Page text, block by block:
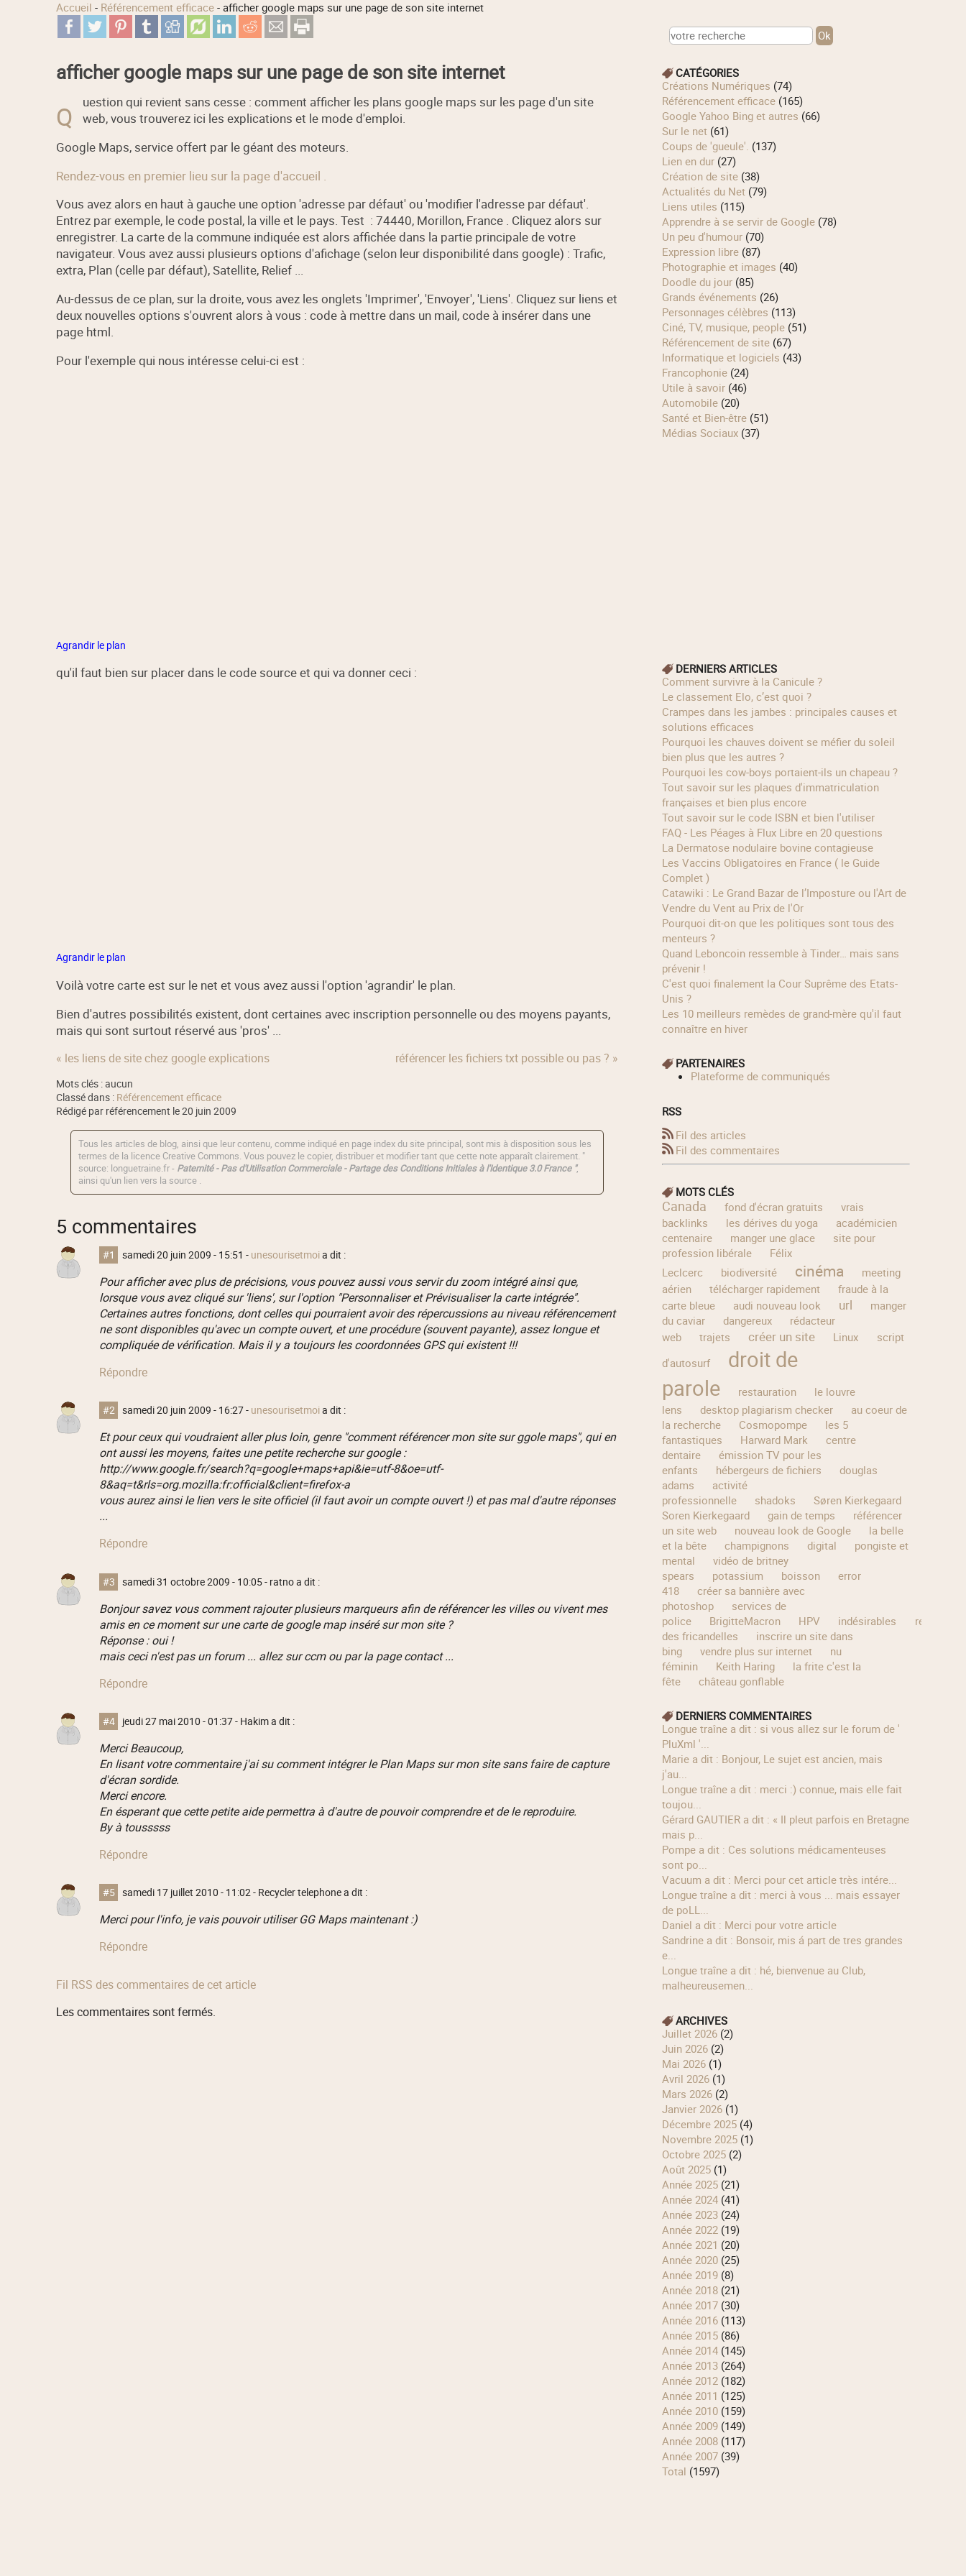
Accueil - Référencement efficace- afficher google maps sur une page de son site internet
afficher google maps sur une page de son site internet
Q
uestion qui revient sans cesse : comment afficher les plans google maps sur les page d'un site
web, vous trouverez ici les explications et le mode d'emploi.
Google Maps, service offert par le géant des moteurs.
Rendez-vous en premier lieu sur la page d'accueil .
Vous avez alors en haut à gauche une option 'adresse par défaut' ou 'modifier l'adresse par défaut'.
Entrez par exemple, le code postal, la ville et le pays. Test : 74440, Morillon, France . Cliquez alors sur
enregistrer. La carte de la commune indiquée est alors affichée dans la partie principale de votre
navigateur. Vous avez aussi plusieurs options d'afichage (selon leur disponibilité dans google) : Trafic,
extra, Plan (celle par défaut), Satellite, Relief ...
Au-dessus de ce plan, sur la droite, vous avez les onglets 'Imprimer', 'Envoyer', 'Liens'. Cliquez sur liens et
deux nouvelles options s'ouvrent alors à vous : code à mettre dans un mail, code à insérer dans une
page html.
Pour l'exemple qui nous intéresse celui-ci est :
Agrandir le plan
qu'il faut bien sur placer dans le code source et qui va donner ceci :
Agrandir le plan
Voilà votre carte est sur le net et vous avez aussi l'option 'agrandir' le plan.
Bien d'autres possibilités existent, dont certaines avec inscription personnelle ou des moyens payants,
mais qui sont surtout réservé aus 'pros' ...
« les liens de site chez google explications référencer les fichiers txt possible ou pas ? »
Mots clés : aucun
Classé dans : Référencement efficace
Rédigé par référencement le 20 juin 2009
Tous les articles de blog, ainsi que leur contenu, comme indiqué en page index du site principal, sont mis à disposition sous les
termes de la licence Creative Commons. Vous pouvez le copier, distribuer et modifier tant que cette note apparaît clairement. "
source: longuetraine.fr - Paternité - Pas d'Utilisation Commerciale - Partage des Conditions Initiales à l'Identique 3.0 France ",
ainsi qu'un lien vers la source .
5 commentaires
#1 samedi 20 juin 2009 - 15:51 - unesourisetmoia dit :
Pour afficher avec plus de précisions, vous pouvez aussi vous servir du zoom intégré ainsi que,
lorsque vous avez cliqué sur 'liens', sur l'option "Personnaliser et Prévisualiser la carte intégrée".
Certaines autres fonctions, dont celles qui pourraient avoir des répercussions au niveau référencement
ne sont disponibles qu'avec un compte ouvert, et une procédure (souvent payante), assez longue et
compliquée de vérification. Mais il y a toujours les coordonnées GPS qui existent !!!
Répondre
#2 samedi 20 juin 2009 - 16:27- unesourisetmoia dit :
Et pour ceux qui voudraient aller plus loin, genre "comment référencer mon site sur ggole maps", qui en
ont aussi les moyens, faites une petite recherche sur google :
http://www.google.fr/search?q=google+maps+api&ie=utf-8&oe=utf-
8&aq=t&rls=org.mozilla:fr:official&client=firefox-a
vous aurez ainsi le lien vers le site officiel (il faut avoir un compte ouvert !) et pas mal d'autre réponses
...
Répondre
#3 samedi 31 octobre 2009 - 10:05- ratno a dit :
Bonjour savez vous comment rajouter plusieurs marqueurs afin de référencer les villes ou vivent mes
amis en ce moment sur une carte de google map inséré sur mon site ?
Réponse : oui !
mais ceci n'est pas un forum ... allez sur ccm ou par la page contact ...
Répondre
#4 jeudi 27 mai 2010 - 01:37- Hakim a dit :
Merci Beaucoup,
En lisant votre commentaire j'ai su comment intégrer le Plan Maps sur mon site sans faire de capture
d'écran sordide.
Merci encore.
En ésperant que cette petite aide permettra à d'autre de pouvoir comprendre et de le reproduire.
By à tousssss
Répondre
#5 samedi 17 juillet 2010 - 11:02- Recycler telephone a dit :
Merci pour l'info, je vais pouvoir utiliser GG Maps maintenant :)
Répondre
Fil RSS des commentaires de cet article
Les commentaires sont fermés.
CATÉGORIES
Créations Numériques (74)
Référencement efficace(165)
Google Yahoo Bing et autres (66)
Sur le net(61)
Coups de 'gueule'. (137)
Lien en dur(27)
Création de site(38)
Actualités du Net(79)
Liens utiles (115)
Apprendre à se servir de Google(78)
Un peu d'humour(70)
Expression libre(87)
Photographie et images (40)
Doodle du jour(85)
Grands événements (26)
Personnages célèbres (113)
Ciné, TV, musique, people(51)
Référencement de site(67)
Informatique et logiciels (43)
Francophonie(24)
Utile à savoir(46)
Automobile(20)
Santé et Bien-être(51)
Médias Sociaux(37)
DERNIERS ARTICLES
Comment survivre à la Canicule ?
Le classement Elo, c’est quoi ?
Crampes dans les jambes : principales causes et
solutions efficaces
Pourquoi les chauves doivent se méfier du soleil
bien plus que les autres ?
Pourquoi les cow‑boys portaient‑ils un chapeau ?
Tout savoir sur les plaques d'immatriculation
françaises et bien plus encore
Tout savoir sur le code ISBN et bien l'utiliser
FAQ - Les Péages à Flux Libre en 20 questions
La Dermatose nodulaire bovine contagieuse
Les Vaccins Obligatoires en France ( le Guide
Complet )
Catawiki : Le Grand Bazar de l’Imposture ou l'Art de
Vendre du Vent au Prix de l'Or
Pourquoi dit-on que les politiques sont tous des
menteurs ?
Quand Leboncoin ressemble à Tinder… mais sans
prévenir !
C'est quoi finalement la Cour Suprême des Etats-
Unis ?
Les 10 meilleurs remèdes de grand-mère qu'il faut
connaître en hiver
PARTENAIRES
Plateforme de communiqués
RSS
Fil des articles
Fil des commentaires
MOTS CLÉS
Canada fond d'écran gratuits
vrais
backlinks
les dérives du yoga
académicien
centenaire
manger une glace
site pour
profession libérale
Félix
Leclcerc
biodiversité cinéma
meeting
aérien
télécharger rapidement
fraude à la
carte bleue
audi nouveau look url
manger
du caviar
dangereux
rédacteur
web
trajets créer un site Linux
script
d'autosurf
droit de
parole
restauration
le louvre
lens
desktop plagiarism checker
au coeur de
la recherche
Cosmopompe
les 5
fantastiques
Harward Mark
centre
dentaire
émission TV pour les
enfants
hébergeurs de fichiers
douglas
adams
activité
professionnelle
shadoks
Søren Kierkegaard
Soren Kierkegaard
gain de temps
référencer
un site web
nouveau look de Google
la belle
et la bête
champignons digital
pongiste et
mental
vidéo de britney
spears
potassium boisson
error
418
créer sa bannière avec
photoshop
services de
police
BrigitteMacron HPV indésirables
recette
des fricandelles
inscrire un site dans
bing
vendre plus sur internet
nu
féminin
Keith Haring
la frite c'est la
fête
château gonflable
DERNIERS COMMENTAIRES
longue traîne a dit : si vous allez sur le forum de '
PluXml '...
Marie a dit : Bonjour, Le sujet est ancien, mais
j'au...
longue traîne a dit : merci :) connue, mais elle fait
toujou...
Gérard GAUTIER a dit : « Il pleut parfois en Bretagne
mais p...
Pompe a dit : Ces solutions médicamenteuses
sont po...
Vacuum a dit : Merci pour cet article très intére...
longue traîne a dit : merci à vous ... mais essayer
de poLL...
Daniel a dit : Merci pour votre article
Sandrine a dit : Bonsoir, mis á part de tres grandes
e...
longue traîne a dit : hé, bienvenue au Club,
malheureusemen...
ARCHIVES
juillet 2026(2)
juin 2026(2)
mai 2026(1)
avril 2026(1)
mars 2026(2)
janvier 2026(1)
décembre 2025(4)
novembre 2025(1)
octobre 2025(2)
août 2025(1)
année 2025(21)
année 2024(41)
année 2023(24)
année 2022(19)
année 2021 (20)
année 2020(25)
année 2019(8)
année 2018(21)
année 2017(30)
année 2016(113)
année 2015(86)
année 2014(145)
année 2013(264)
année 2012(182)
année 2011 (125)
année 2010(159)
année 2009(149)
année 2008(117)
année 2007(39)
total (1597)